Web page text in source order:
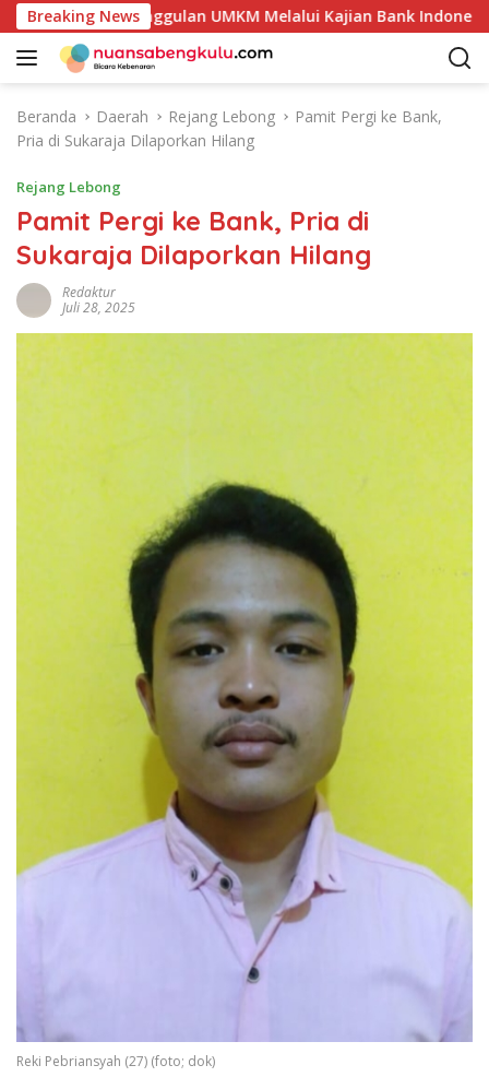
a
Breaking News
Produk Unggulan UMKM Melalui Kajian Bank Indonesia
Beranda Daerah Rejang Lebong
Pamit Pergi ke Bank,
Pria di Sukaraja Dilaporkan Hilang
Rejang Lebong
Pamit Pergi ke Bank, Pria di
Sukaraja Dilaporkan Hilang
Redaktur
Juli 28, 2025
Reki Pebriansyah (27) (foto; dok)